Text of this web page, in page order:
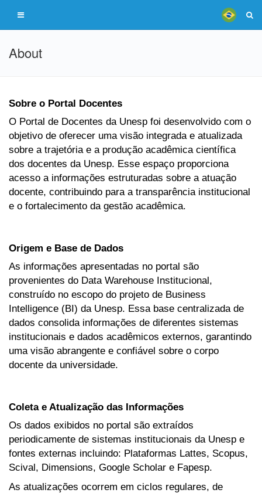
About
Sobre o Portal Docentes
O Portal de Docentes da Unesp foi desenvolvido com o
objetivo de oferecer uma visão integrada e atualizada
sobre a trajetória e a produção acadêmica científica
dos docentes da Unesp. Esse espaço proporciona
acesso a informações estruturadas sobre a atuação
docente, contribuindo para a transparência institucional
e o fortalecimento da gestão acadêmica.
Origem e Base de Dados
As informações apresentadas no portal são
provenientes do Data Warehouse Institucional,
construído no escopo do projeto de Business
Intelligence (BI) da Unesp. Essa base centralizada de
dados consolida informações de diferentes sistemas
institucionais e dados acadêmicos externos, garantindo
uma visão abrangente e confiável sobre o corpo
docente da universidade.
Coleta e Atualização das Informações
Os dados exibidos no portal são extraídos
periodicamente de sistemas institucionais da Unesp e
fontes externas incluindo: Plataformas Lattes, Scopus,
Scival, Dimensions, Google Scholar e Fapesp.
As atualizações ocorrem em ciclos regulares, de